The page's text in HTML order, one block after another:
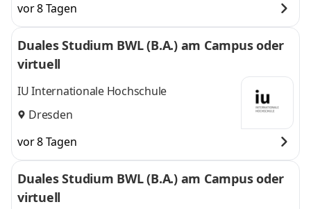
vor 8 Tagen
Duales Studium BWL (B.A.) am Campus oder
virtuell
IU Internationale Hochschule
Dresden
vor 8 Tagen
Duales Studium BWL (B.A.) am Campus oder
virtuell